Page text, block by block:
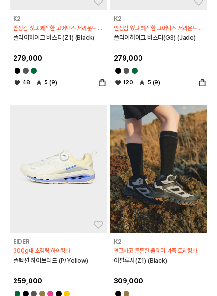
K2
안정감 있고 쾌적한 고어텍스 서라운드 하이킹화
플라이하이크 바스터(Z1) (Black)
279,000
48 5 (9)
K2
안정감 있고 쾌적한 고어텍스 서라운드 하이킹화
플라이하이크 바스터(G3) (Jade)
279,000
120 5 (9)
좋아요
EIDER
300g대 초경량 하이킹화
플렉션 하이브리드 (P/Yellow)
259,000
K2
견고하고 튼튼한 올웨더 가죽 트레킹화
아팔루사(Z1) (Black)
309,000